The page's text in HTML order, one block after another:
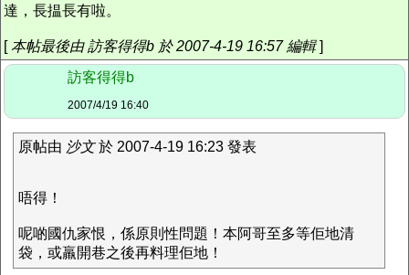
達，長揾長有啦。
[本帖最後由 訪客得得b 於 2007-4-19 16:57 編輯]
訪客得得b
2007/4/19 16:40
原帖由 沙文於 2007-4-19 16:23 發表
唔得！
呢啲國仇家恨，係原則性問題！本阿哥至多等佢地清
袋，或羸開巷之後再料理佢地！